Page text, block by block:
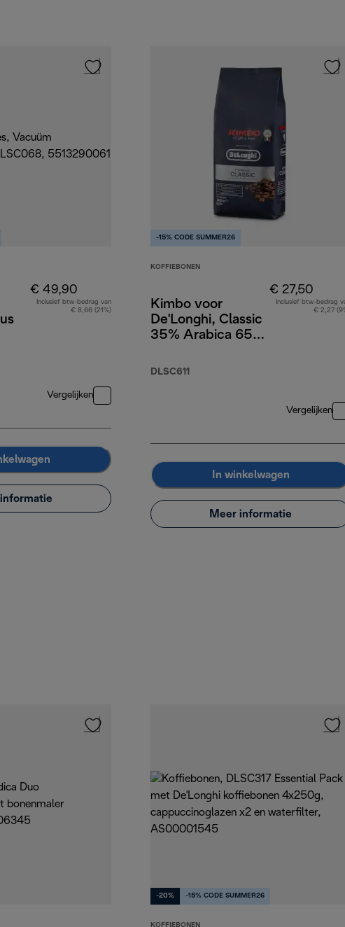
€ 49,90
Inclusief btw-bedrag van
€ 8,66 (21%)
Vergelijken
-15% CODE SUMMER26
KOFFIEBONEN
Kimbo voor
De'Longhi, Classic
35% Arabica 65%
DLSC611
€ 27,50
Inclusief btw-bedrag
€ 2,27
Vergelijken
In winkelwagen
Meer informatie
-20% -15% CODE SUMMER26
KOFFIEBONEN